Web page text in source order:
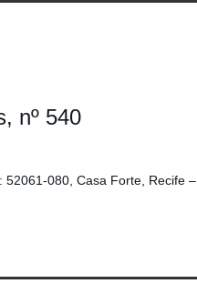
nº 540
52061-080, Casa Forte, Recife –